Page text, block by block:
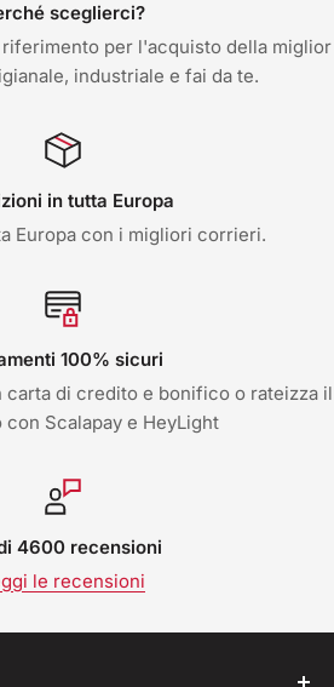
sceglierci?
per l'acquisto della miglior
industriale e fai da te.
in tutta Europa
Europa con i migliori corrieri.
100% sicuri
carta di credito e bonifico o rateizza il
con Scalapay e HeyLight
4600 recensioni
le recensioni